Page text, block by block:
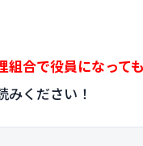
組合で役員になって
みください！